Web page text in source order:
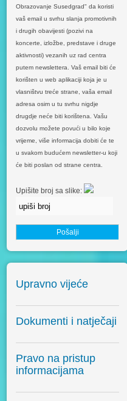
Obrazovanje Susedgrad" da koristi
vaš email u svrhu slanja promotivnih
i drugih obavijesti (pozivi na
koncerte, izložbe, predstave i druge
aktivnosti) vezanih uz rad centra
putem newslettera. Vaš email biti će
korišten u web aplikaciji koja je u
vlasništvu treće strane, vaša email
adresa osim u tu svrhu nigdje
drugdje neće biti korištena. Vašu
dozvolu možete povući u bilo koje
vrijeme, više informacija dobiti će te
u svakom budućem newsletter-u koji
će biti poslan od strane centra.
Upišite broj sa slike:
Upravno vijeće
Dokumenti i natječaji
Pravo na pristup
informacijama